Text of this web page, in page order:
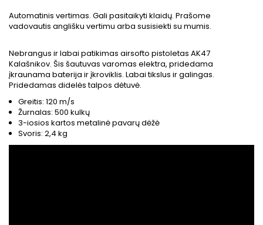
Automatinis vertimas. Gali pasitaikyti klaidų. Prašome
vadovautis anglišku vertimu arba susisiekti su mumis.
Nebrangus ir labai patikimas airsofto pistoletas AK47
Kalašnikov. Šis šautuvas varomas elektra, pridedama
įkraunama baterija ir įkroviklis. Labai tikslus ir galingas.
Pridedamas didelės talpos dėtuvė.
Greitis: 120 m/s
Žurnalas: 500 kulkų
3-iosios kartos metalinė pavarų dėžė
Svoris: 2,4 kg